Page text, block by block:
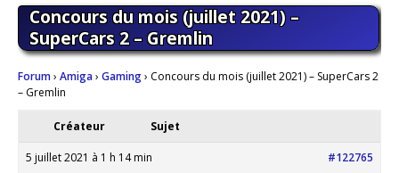
Concours du mois (juillet 2021) –
SuperCars 2 – Gremlin
Forum› Amiga› Gaming› Concours du mois (juillet 2021) – SuperCars 2
– Gremlin
Créateur Sujet
5 juillet 2021 à 1 h 14 min #122765